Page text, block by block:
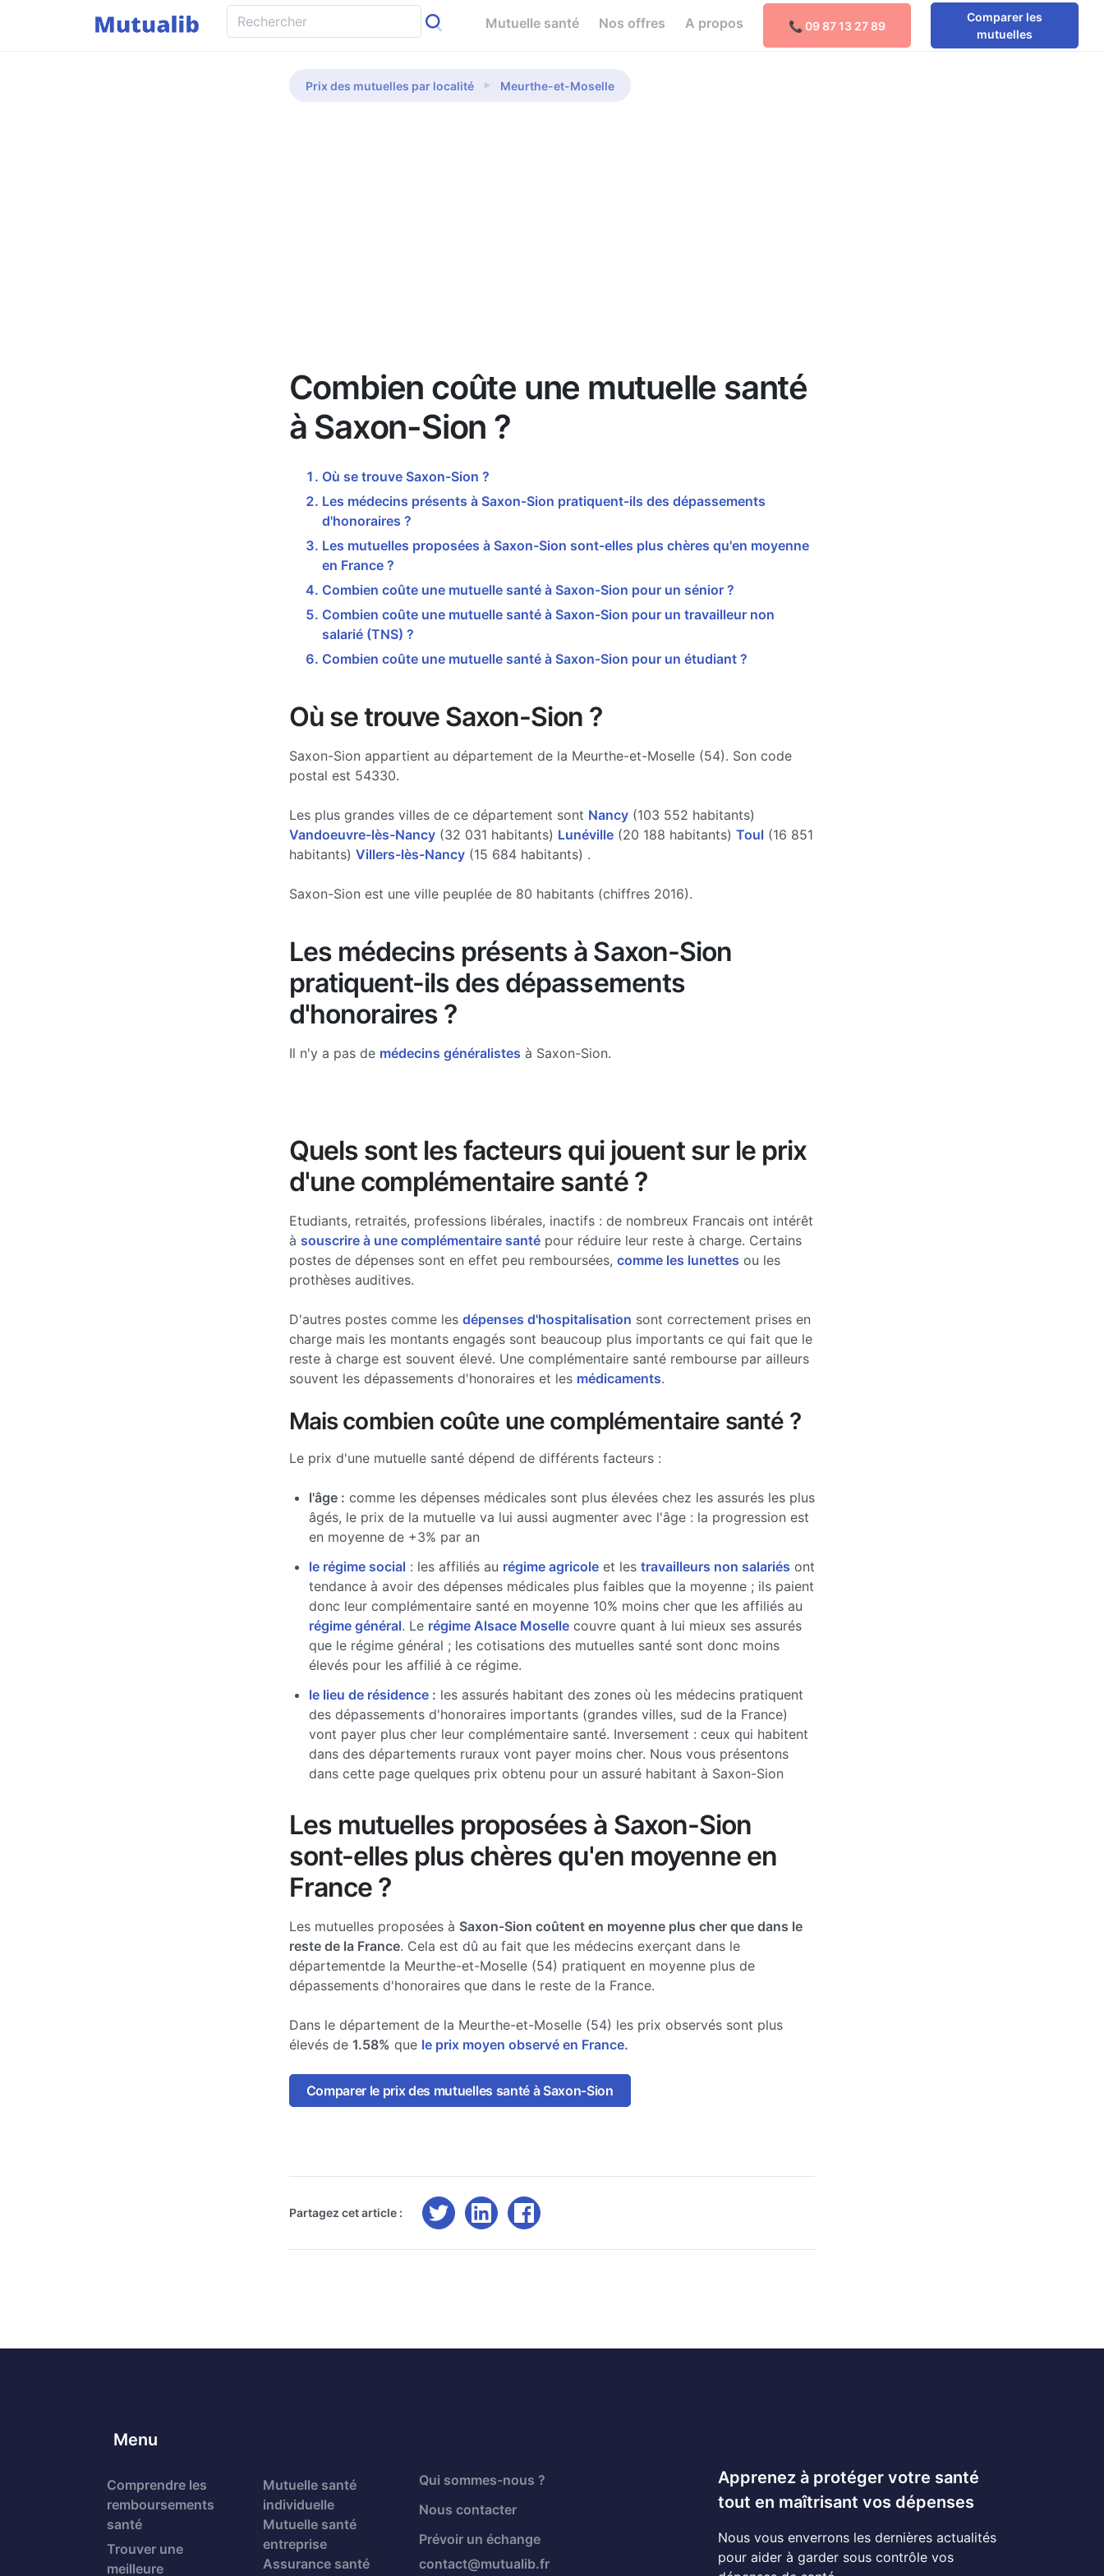
Mutuelle santé Nos offres A propos 📞 09 87 13 27 89
Comparer les
mutuelles
Comparer les mutuelles
Prix des mutuelles par localité Meurthe-et-Moselle
Combien coûte une mutuelle santé
à Saxon-Sion ?
Où se trouve Saxon-Sion ?
Les médecins présents à Saxon-Sion pratiquent-ils des dépassements
d'honoraires ?
Les mutuelles proposées à Saxon-Sion sont-elles plus chères qu'en moyenne
en France ?
Combien coûte une mutuelle santé à Saxon-Sion pour un sénior ?
Combien coûte une mutuelle santé à Saxon-Sion pour un travailleur non
salarié (TNS) ?
Combien coûte une mutuelle santé à Saxon-Sion pour un étudiant ?
Où se trouve Saxon-Sion ?
Saxon-Sion appartient au département de la Meurthe-et-Moselle (54). Son code
postal est 54330.
Les plus grandes villes de ce département sont Nancy(103 552 habitants)
Vandoeuvre-lès-Nancy(32 031 habitants) Lunéville(20 188 habitants) Toul (16 851
habitants) Villers-lès-Nancy(15 684 habitants) .
Saxon-Sion est une ville peuplée de 80 habitants (chiffres 2016).
Les médecins présents à Saxon-Sion
pratiquent-ils des dépassements
d'honoraires ?
Il n'y a pas de médecins généralistes à Saxon-Sion.
Quels sont les facteurs qui jouent sur le prix
d'une complémentaire santé ?
Etudiants, retraités, professions libérales, inactifs : de nombreux Francais ont intérêt
à souscrire à une complémentaire santépour réduire leur reste à charge. Certains
postes de dépenses sont en effet peu remboursées, comme les lunettes ou les
prothèses auditives.
D'autres postes comme les dépenses d'hospitalisation sont correctement prises en
charge mais les montants engagés sont beaucoup plus importants ce qui fait que le
reste à charge est souvent élevé. Une complémentaire santé rembourse par ailleurs
souvent les dépassements d'honoraires et les médicaments.
Mais combien coûte une complémentaire santé ?
Le prix d'une mutuelle santé dépend de différents facteurs :
l'âge : comme les dépenses médicales sont plus élevées chez les assurés les plus
âgés, le prix de la mutuelle va lui aussi augmenter avec l'âge : la progression est
en moyenne de +3% par an
le régime social : les affiliés au régime agricoleet les travailleurs non salariés ont
tendance à avoir des dépenses médicales plus faibles que la moyenne ; ils paient
donc leur complémentaire santé en moyenne 10% moins cher que les affiliés au
régime général. Le régime Alsace Mosellecouvre quant à lui mieux ses assurés
que le régime général ; les cotisations des mutuelles santé sont donc moins
élevés pour les affilié à ce régime.
le lieu de résidence : les assurés habitant des zones où les médecins pratiquent
des dépassements d'honoraires importants (grandes villes, sud de la France)
vont payer plus cher leur complémentaire santé. Inversement : ceux qui habitent
dans des départements ruraux vont payer moins cher. Nous vous présentons
dans cette page quelques prix obtenu pour un assuré habitant à Saxon-Sion
Les mutuelles proposées à Saxon-Sion
sont-elles plus chères qu'en moyenne en
France ?
Les mutuelles proposées à Saxon-Sion coûtent en moyenne plus cher que dans le
reste de la France. Cela est dû au fait que les médecins exerçant dans le
départementde la Meurthe-et-Moselle (54) pratiquent en moyenne plus de
dépassements d'honoraires que dans le reste de la France.
Dans le département de la Meurthe-et-Moselle (54) les prix observés sont plus
élevés de 1.58% que le prix moyen observé en France.
Comparer le prix des mutuelles santé à Saxon-Sion
Partagez cet article :
Menu
Comprendre les
remboursements
santé
Trouver une
meilleure
Mutuelle santé
individuelle
Mutuelle santé
entreprise
Assurance santé
Qui sommes-nous ?
Nous contacter
Prévoir un échange
contact@mutualib.fr
Apprenez à protéger votre santé
tout en maîtrisant vos dépenses
Nous vous enverrons les dernières actualités
pour aider à garder sous contrôle vos